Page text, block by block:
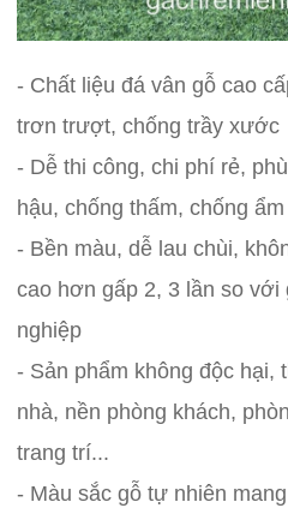
- Chất liệu đá vân gỗ cao
trơn trượt, chống trầy xước
- Dễ thi công, chi phí rẻ,
hậu, chống thấm, chống
- Bền màu, dễ lau chùi,
cao hơn gấp 2, 3 lần so với
nghiệp
- Sản phẩm không độc hại,
nhà, nền phòng khách,
trang trí...
- Màu sắc gỗ tự nhiên